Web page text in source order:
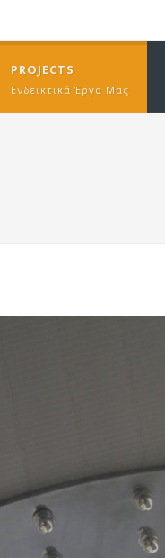
PROJECTS
Ενδεικτικά Έργα Μας